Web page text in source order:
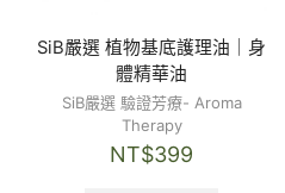
SiB嚴選 植物基底護理油｜身
體精華油
SiB嚴選 驗證芳療- Aroma
Therapy
NT$399